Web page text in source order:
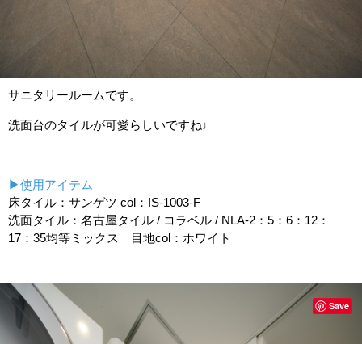
サニタリールームです。
洗面台のタイルが可愛らしいですね♩
▶使用アイテム
床タイル：サンゲツ col：IS-1003-F
洗面タイル：名古屋タイル / コラベル / NLA-2：5：6：12：
17：35均等ミックス 目地col：ホワイト
Save